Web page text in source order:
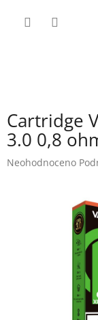
Cartridge
3.0 0,8
Průměrné
Neohodnoceno